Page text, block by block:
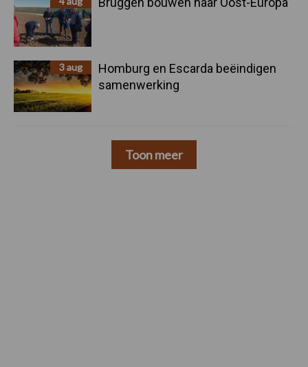
3 aug
Homburg en Escarda beëindigen
samenwerking
Toon meer